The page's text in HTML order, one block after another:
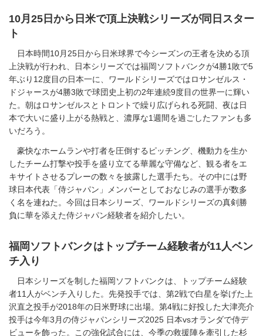
10月25日から日米で頂上決戦シリーズが同日スター
ト
日本時間10月25日から日米球界で今シーズンの王者を決める頂
上決戦が行われ、日本シリーズでは福岡ソフトバンクが4勝1敗で5
年ぶり12度目の日本一に、ワールドシリーズではロサンゼルス・
ドジャースが4勝3敗で球団史上初の2年連続9度目の世界一に輝い
た。朝はロサンゼルスとトロントで繰り広げられる死闘、夜は日
本で大いに盛り上がる熱戦と、濃厚な1週間を過ごしたファンも多
いだろう。
豪快なホームランや打者を圧倒するピッチング、機動力を生か
したチーム打撃や投手を盛り立てる華麗な守備など、観る者をエ
キサイトさせるプレーの数々を披露した選手たち。その中には野
球日本代表「侍ジャパン」メンバーとしておなじみの選手が数多
く名を連ねた。今回は日本シリーズ、ワールドシリーズの真剣勝
負に華を添えた侍ジャパン経験者を紹介したい。
福岡ソフトバンクはトップチーム経験者が11人ベン
チ入り
日本シリーズを制した福岡ソフトバンクは、トップチーム経験
者11人がベンチ入りした。先発投手では、第2戦で白星を挙げた上
沢直之投手が2018年の日米野球に出場。第4戦に好投した大津亮介
投手は今年3月の侍ジャパンシリーズ2025 日本vsオランダで侍デ
ビューを飾った。この強化試合には、今季の救援陣を牽引した杉